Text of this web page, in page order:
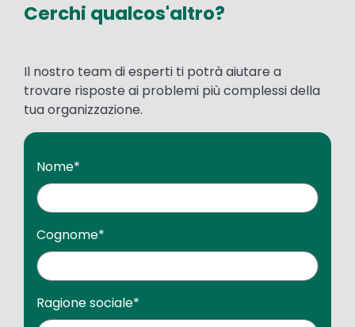
Cerchi qualcos'altro?
Il nostro team di esperti ti potrà aiutare a
trovare risposte ai problemi più complessi della
tua organizzazione.
Nome*
Cognome*
Ragione sociale*